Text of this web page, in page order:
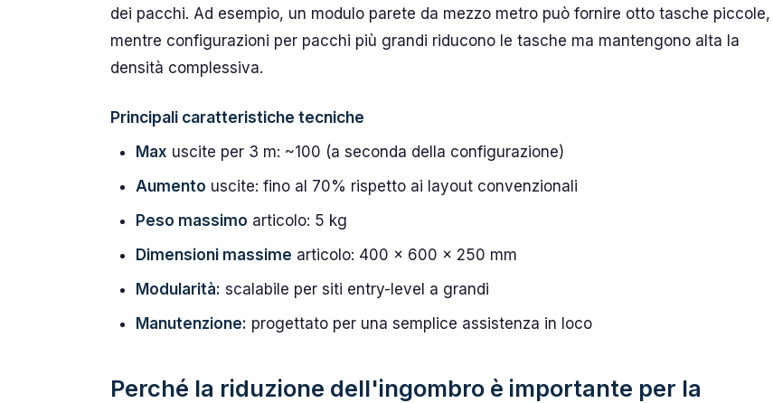
dei pacchi. Ad esempio, un modulo parete da mezzo metro può fornire otto tasche piccole,
mentre configurazioni per pacchi più grandi riducono le tasche ma mantengono alta la
densità complessiva.
Principali caratteristiche tecniche
Max uscite per 3 m: ~100 (a seconda della configurazione)
Aumento uscite: fino al 70% rispetto ai layout convenzionali
Peso massimo articolo: 5 kg
Dimensioni massime articolo: 400 x 600 x 250 mm
Modularità: scalabile per siti entry-level a grandi
Manutenzione: progettato per una semplice assistenza in loco
Perché la riduzione dell'ingombro è importante per la